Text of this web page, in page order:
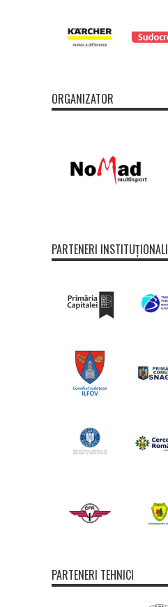
ORGANIZATOR
PARTENERI INSTITUȚIONALI
PARTENERI TEHNICI